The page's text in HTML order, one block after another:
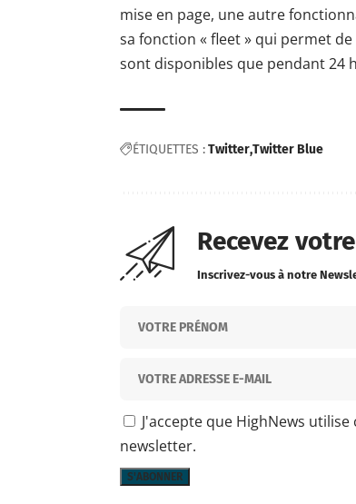
mise en page, une autre
sa fonction « fleet » qui permet de
sont disponibles que pendant 24
ÉTIQUETTES :TwitterTwitter Blue
Recevez
Inscrivez-vous à notre
J'accepte que HighNews
newsletter.